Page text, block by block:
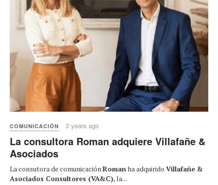
COMUNICACIÓN 2 years ago
La consultora Roman adquiere Villafañe &
Asociados
La consutora de comunicaciónRomanha adquirido Villafañe &
Asociados Consultores (VA&C), la...